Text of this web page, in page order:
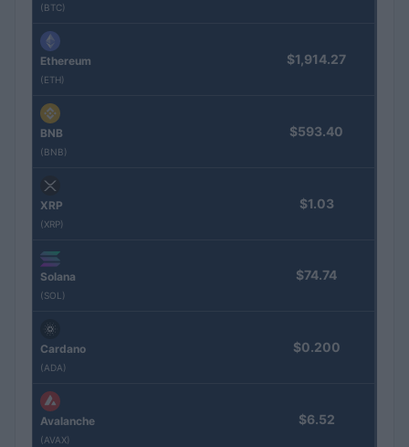
(BTC)
Ethereum
(ETH)
$1,914.27
BNB
(BNB)
$593.40
XRP
(XRP)
$1.03
Solana
(SOL)
$74.74
Cardano
(ADA)
$0.200
Avalanche
(AVAX)
$6.52